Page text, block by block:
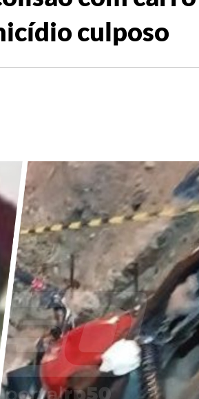
culposo